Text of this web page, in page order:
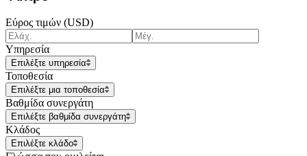
Εύρος τιμών (USD)
Υπηρεσία
Επιλέξτε υπηρεσία
Τοποθεσία
Επιλέξτε μια τοποθεσία
Βαθμίδα συνεργάτη
Επιλέξτε βαθμίδα συνεργάτη
Κλάδος
Επιλέξτε κλάδο